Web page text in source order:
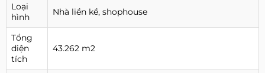
Loại
hình
Nhà liền kề, shophouse
Tổng
diện
tích
43.262 m2